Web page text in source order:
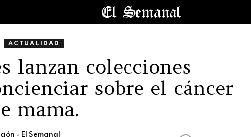
ACTUALIDAD
lanzan colecciones
sobre el cáncer
mama.
- El Semanal